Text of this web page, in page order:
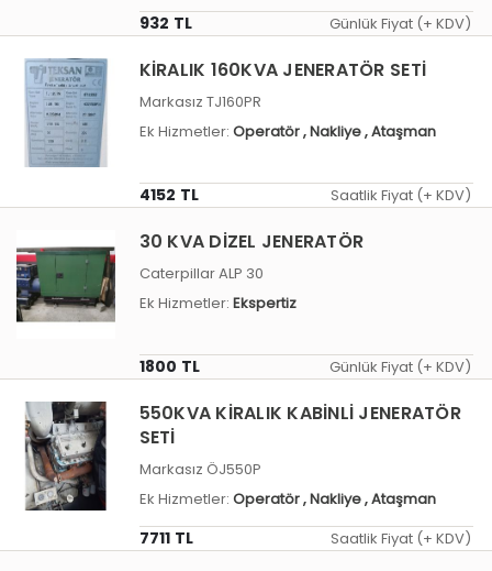
932 TL Günlük Fiyat (+ KDV)
KİRALIK 160KVA JENERATÖR SETİ
Markasız TJ160PR
Ek Hizmetler: Operatör, Nakliye, Ataşman
4152 TL Saatlik Fiyat (+ KDV)
30 KVA DİZEL JENERATÖR
Caterpillar ALP 30
Ek Hizmetler: Ekspertiz
1800 TL Günlük Fiyat (+ KDV)
550KVA KİRALIK KABİNLİ JENERATÖR
SETİ
Markasız ÖJ550P
Ek Hizmetler: Operatör, Nakliye, Ataşman
7711 TL Saatlik Fiyat (+ KDV)